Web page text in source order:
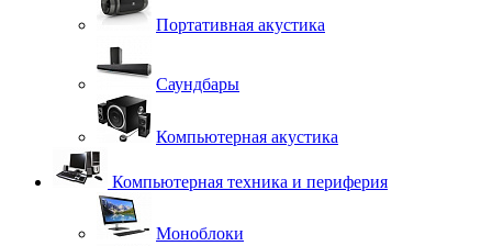
Портативная акустика
Саундбары
Компьютерная акустика
Компьютерная техника и периферия
Моноблоки